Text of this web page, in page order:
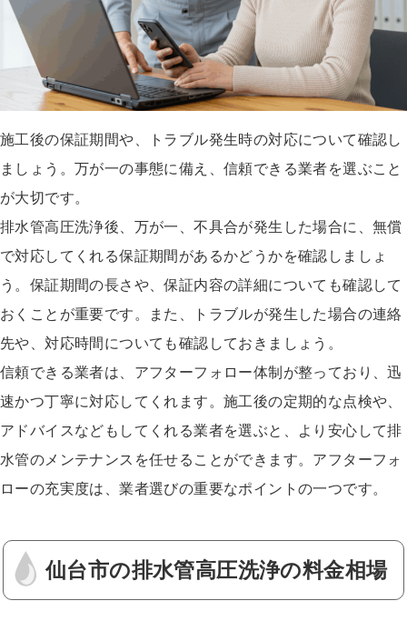
施工後の保証期間や、トラブル発生時の対応について確認し
ましょう。万が一の事態に備え、信頼できる業者を選ぶこと
が大切です。
排水管高圧洗浄後、万が一、不具合が発生した場合に、無償
で対応してくれる保証期間があるかどうかを確認しましょ
う。保証期間の長さや、保証内容の詳細についても確認して
おくことが重要です。また、トラブルが発生した場合の連絡
先や、対応時間についても確認しておきましょう。
信頼できる業者は、アフターフォロー体制が整っており、迅
速かつ丁寧に対応してくれます。施工後の定期的な点検や、
アドバイスなどもしてくれる業者を選ぶと、より安心して排
水管のメンテナンスを任せることができます。アフターフォ
ローの充実度は、業者選びの重要なポイントの一つです。
仙台市の排水管高圧洗浄の料金相場